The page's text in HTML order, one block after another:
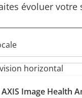
de la
horizontal
vision vertical
évoluer
AXIS Image Health